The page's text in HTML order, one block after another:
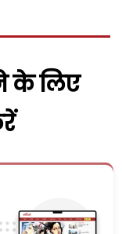
के लिए